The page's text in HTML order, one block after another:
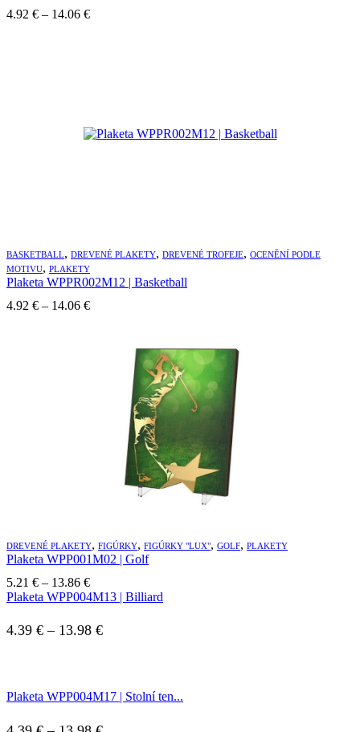
4.92 € – 14.06 €Price
BASKETBALL, DREVENÉ PLAKETY, DREVENÉ TROFEJE, OCENĚNÍ PODLE
MOTIVU, PLAKETY
Plaketa WPPR002M12 | Basketball
4.92 € – 14.06 €Price
DREVENÉ PLAKETY, FIGÚRKY, FIGÚRKY "LUX", GOLF, PLAKETY
Plaketa WPP001M02 | Golf
5.21 € – 13.86 €Price
range:
through
13.86 €
Plaketa WPP004M13 | Billiard
4.39 € – 13.98 €Price
through
13.98 €
Plaketa WPP004M17 | Stolní ten...